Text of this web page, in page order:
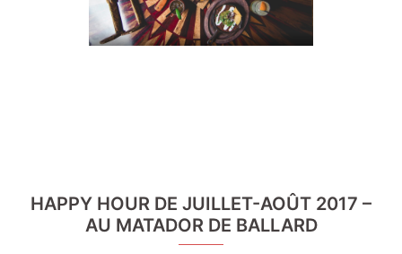
HAPPY HOUR DE JUILLET-AOÛT 2017 –
AU MATADOR DE BALLARD